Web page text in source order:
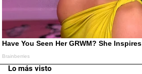
Lo más visto